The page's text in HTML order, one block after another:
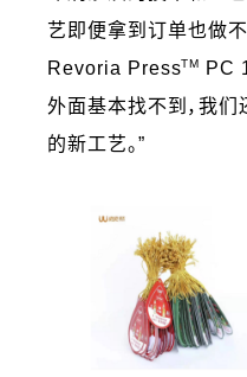
艺即便拿到订单也做
Revoria PressTM
PC
外面基本找不到，我
的新工艺。”